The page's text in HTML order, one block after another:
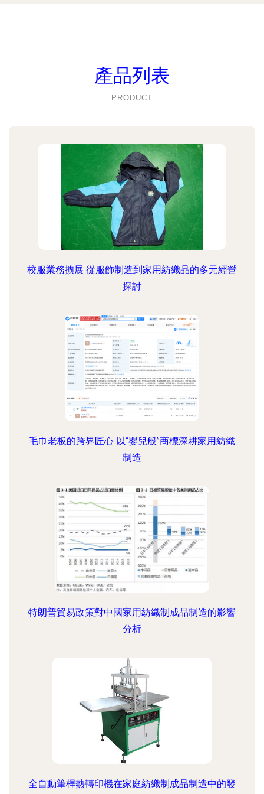
產品列表
PRODUCT
校服業務擴展 從服飾制造到家用紡織品的多元經營
探討
毛巾老板的跨界匠心 以“嬰兒般”商標深耕家用紡織
制造
特朗普貿易政策對中國家用紡織制成品制造的影響
分析
全自動筆桿熱轉印機在家庭紡織制成品制造中的發